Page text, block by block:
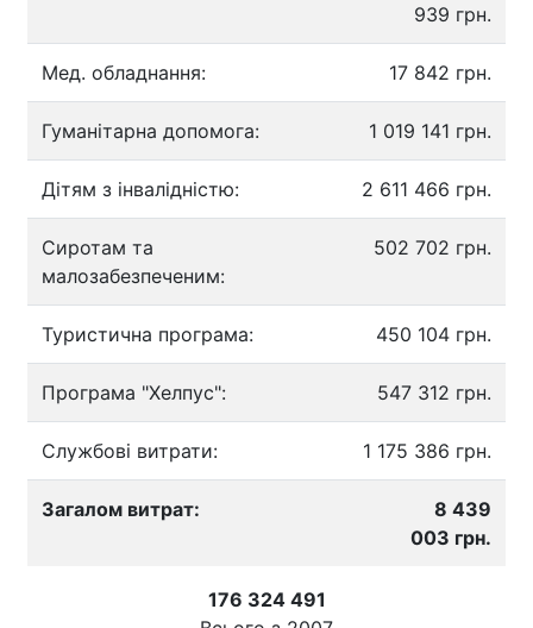
939 грн.
Мед. обладнання: 17 842 грн.
Гуманітарна допомога: 1 019 141 грн.
Дітям з інвалідністю: 2 611 466 грн.
Сиротам та
малозабезпеченим:
502 702 грн.
Туристична програма: 450 104 грн.
Програма "Хелпус": 547 312 грн.
Службові витрати: 1 175 386 грн.
Загалом витрат:
8 439
003 грн.
176 324 491